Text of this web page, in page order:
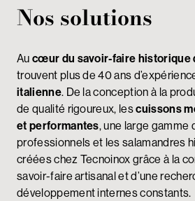
Nos solutions
Au cœur du savoir-faire historique
trouvent plus de 40 ans
italienne. De la conception à la
de qualité rigoureux, lescuissons
et performantes, une large gamme
professionnels et les salamandres
créées chez Tecnoinox grâce à la
savoir-faire artisanal et d’une
développement internes constants.